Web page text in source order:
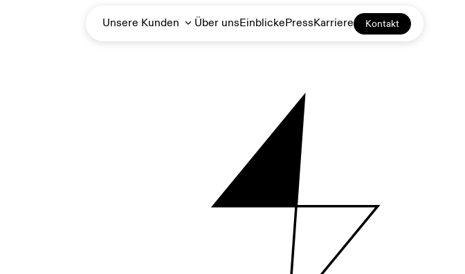
Unsere Kunden
Demand response DERs
Über unsEinblickePressKarriere Kontakt